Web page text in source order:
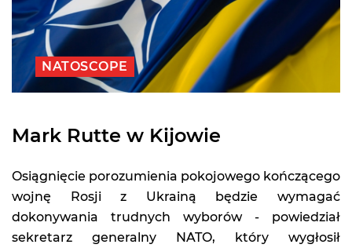
NATOSCOPE
Mark Rutte w Kijowie
Osiągnięcie porozumienia pokojowego kończącego
wojnę Rosji z Ukrainą będzie wymagać
dokonywania trudnych wyborów - powiedział
sekretarz generalny NATO, który wygłosił